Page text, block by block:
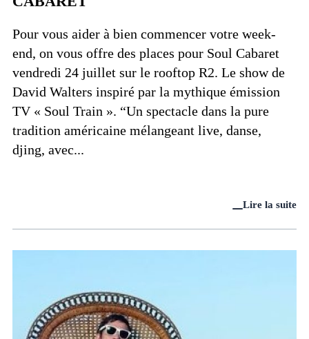
Pour vous aider à bien commencer votre week-
end, on vous offre des places pour Soul Cabaret
vendredi 24 juillet sur le rooftop R2. Le show de
David Walters inspiré par la mythique émission
TV « Soul Train ». “Un spectacle dans la pure
tradition américaine mélangeant live, danse,
djing, avec...
Lire la suite